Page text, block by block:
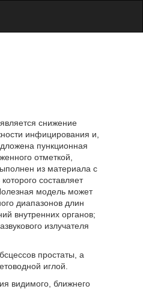
снижение
инфицирования и,
пункционная
отметкой,
из материала с
составляет
модель может
диапазонов длин
внутренних органов;
излучателя
простаты, а
иглой.
видимого, ближнего